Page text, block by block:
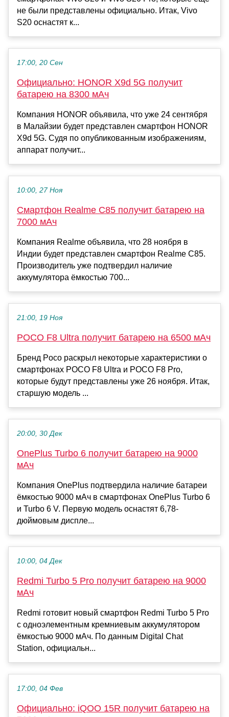
не были представлены официально. Итак, Vivo
S20 оснастят к...
17:00, 20 Сен
Официально: HONOR X9d 5G получит
батарею на 8300 мАч
Компания HONOR объявила, что уже 24 сентября
в Малайзии будет представлен смартфон HONOR
X9d 5G. Судя по опубликованным изображениям,
аппарат получит...
10:00, 27 Ноя
Смартфон Realme C85 получит батарею на
7000 мАч
Компания Realme объявила, что 28 ноября в
Индии будет представлен смартфон Realme C85.
Производитель уже подтвердил наличие
аккумулятора ёмкостью 700...
21:00, 19 Ноя
POCO F8 Ultra получит батарею на 6500 мАч
Бренд Poco раскрыл некоторые характеристики о
смартфонах POCO F8 Ultra и POCO F8 Pro,
которые будут представлены уже 26 ноября. Итак,
старшую модель ...
20:00, 30 Дек
OnePlus Turbo 6 получит батарею на 9000
мАч
Компания OnePlus подтвердила наличие батареи
ёмкостью 9000 мАч в смартфонах OnePlus Turbo 6
и Turbo 6 V. Первую модель оснастят 6,78-
дюймовым диспле...
10:00, 04 Дек
Redmi Turbo 5 Pro получит батарею на 9000
мАч
Redmi готовит новый смартфон Redmi Turbo 5 Pro
с одноэлементным кремниевым аккумулятором
ёмкостью 9000 мАч. По данным Digital Chat
Station, официальн...
17:00, 04 Фев
Официально: iQOO 15R получит батарею на